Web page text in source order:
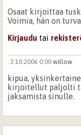
Osaat kirjoittaa
Voimia, hän on
Kirjaudu tai
3.10.2006 0:00 willow
kipua,
kirjoitellut paljolti
jaksamista sinulle.